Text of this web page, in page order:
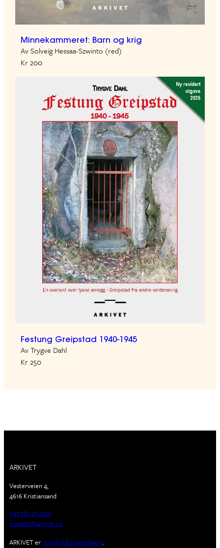
Minnekammeret: Barn og krig
Av Solveig Hessaa-Szwinto (red)
Kr 200
Festung Greipstad 1940-1945
Av Trygve Dahl
Kr 250
ARKIVET
Vesterveien 4,
4616 Kristiansand
+47 381 07 400
kontakt@arkivet.no
ARKIVET er miljøfyrtårn-sertifisert.